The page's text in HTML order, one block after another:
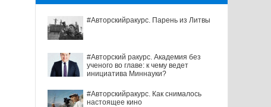
#Авторскийракурс. Парень из Литвы
#Авторский ракурс. Академия без
ученого во главе: к чему ведет
инициатива Миннауки?
#Авторскийракурс. Как снималось
настоящее кино